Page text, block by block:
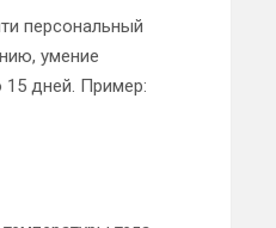
персональный
умение
дней. Пример: